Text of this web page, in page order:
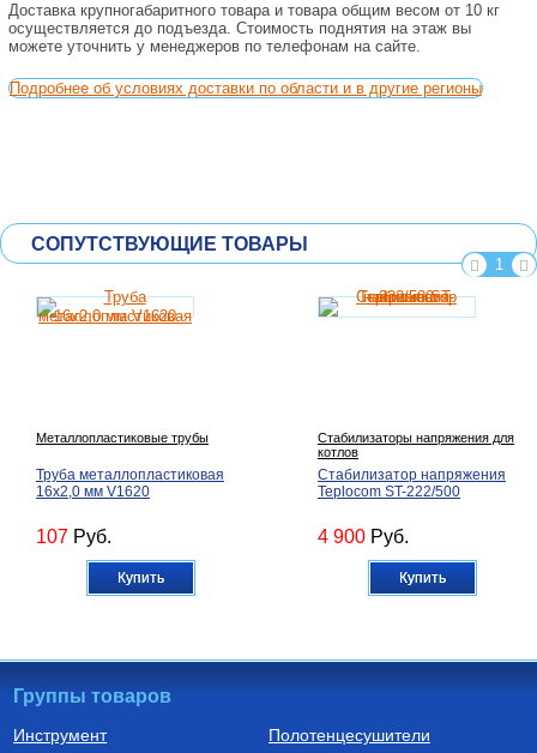
Доставка крупногабаритного товара и товара общим весом от 10 кг
осуществляется до подъезда. Стоимость поднятия на этаж вы
можете уточнить у менеджеров по телефонам на сайте.
Подробнее об условиях доставки по области и в другие регионы
СОПУТСТВУЮЩИЕ ТОВАРЫ
1
Металлопластиковые трубы
Труба металлопластиковая
16х2,0 мм V1620
107 Руб.
Купить
Стабилизаторы напряжения для
котлов
Стабилизатор напряжения
Teplocom ST-222/500
4 900 Руб.
Купить
Группы товаров
Инструмент
Полотенцесушители